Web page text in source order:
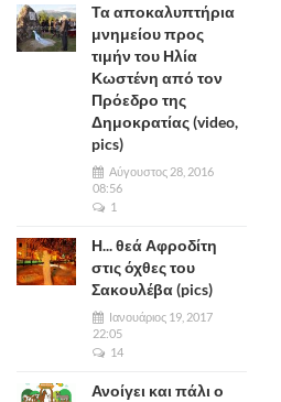
Τα αποκαλυπτήρια
μνημείου προς
τιμήν του Ηλία
Κωστένη από τον
Πρόεδρο της
Δημοκρατίας (video,
pics)
Αύγουστος 28, 2016
08:56
1
Η... θεά Αφροδίτη
στις όχθες του
Σακουλέβα (pics)
Ιανουάριος 19, 2017
22:05
14
Ανοίγει και πάλι ο